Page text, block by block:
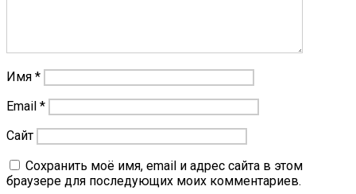
Имя *
Email *
Сайт
Сохранить моё имя, email и адрес сайта в этом
браузере для последующих моих комментариев.